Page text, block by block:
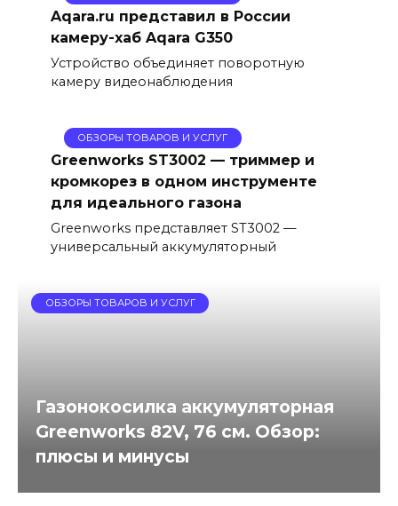
Aqara.ru представил в России
камеру-хаб Aqara G350
Устройство объединяет поворотную
камеру видеонаблюдения
ОБЗОРЫ ТОВАРОВ И УСЛУГ
Greenworks ST3002 — триммер и
кромкорез в одном инструменте
для идеального газона
Greenworks представляет ST3002 —
универсальный аккумуляторный
ОБЗОРЫ ТОВАРОВ И УСЛУГ
Газонокосилка аккумуляторная
Greenworks 82V, 76 см. Обзор:
плюсы и минусы